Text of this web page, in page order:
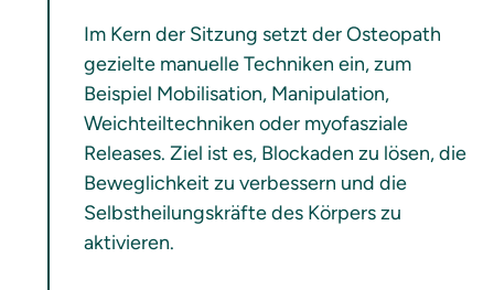
Im Kern der Sitzung setzt der Osteopath
gezielte manuelle Techniken ein, zum
Beispiel Mobilisation, Manipulation,
Weichteiltechniken oder myofasziale
Releases. Ziel ist es, Blockaden zu lösen, die
Beweglichkeit zu verbessern und die
Selbstheilungskräfte des Körpers zu
aktivieren.